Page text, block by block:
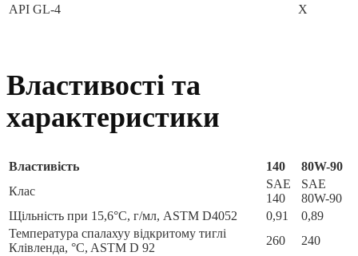
API GL-4
X
Властивості та
характеристики
Властивість 140
80W-90
Клас
SAE
140
SAE
80W-90
Щільність при 15,6°C, г/мл, ASTM D4052
0,91
0,89
Температура спалахуу відкритому тиглі
Клівленда, °C, ASTM D 92
260
240